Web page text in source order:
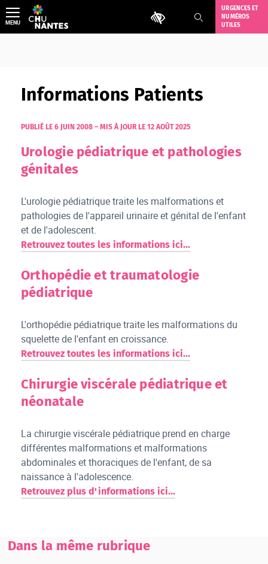
Aller
au
contenu
Outils d'accessibilité
URGENCES ET
NUMÉROS
UTILES
MENU
Informations Patients
PUBLIÉ LE 6 JUIN 2008 – MIS À JOUR LE 12 AOÛT 2025
Urologie pédiatrique et pathologies
génitales
L'urologie pédiatrique traite les malformations et
pathologies de l'appareil urinaire et génital de l'enfant
et de l'adolescent.
Retrouvez toutes les informations ici...
Orthopédie et traumatologie
pédiatrique
L'orthopédie pédiatrique traite les malformations du
squelette de l'enfant en croissance.
Retrouvez toutes les informations ici...
Chirurgie viscérale pédiatrique et
néonatale
La chirurgie viscérale pédiatrique prend en charge
différentes malformations et malformations
abdominales et thoraciques de l'enfant, de sa
naissance à l'adolescence.
Retrouvez plus d'informations ici...
Dans la même rubrique